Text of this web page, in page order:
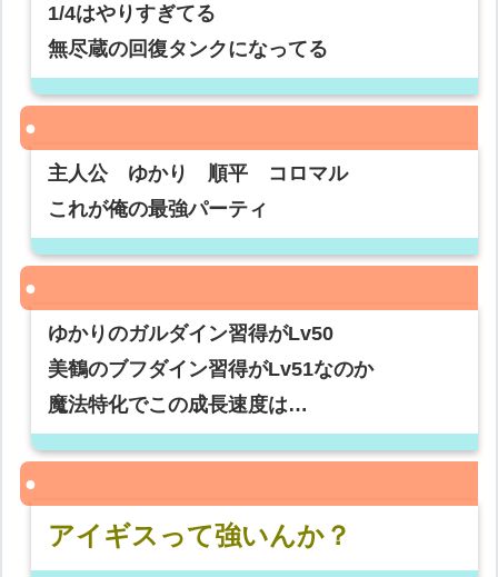
1/4はやりすぎてる
無尽蔵の回復タンクになってる
主人公 ゆかり 順平 コロマル
これが俺の最強パーティ
ゆかりのガルダイン習得がLv50
美鶴のブフダイン習得がLv51なのか
魔法特化でこの成長速度は…
アイギスって強いんか？